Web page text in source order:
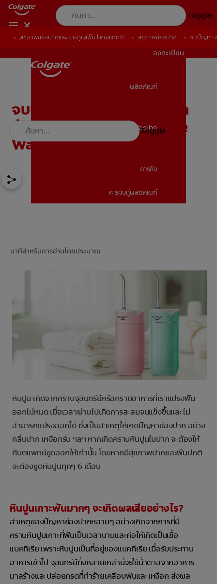
Toggle
ลงทะเบียน
ผลิตภัณฑ์
สุขภาพช่องปาก
ภารกิจ
การจับคู่ผลิตภัณฑ์
Toggle
สุขภาพช่องปากและการดูแลฟัน | คอลเกต® สุขภาพช่องปาก จบปัญหา
จบปัญหา คราบหินปูน เหงือก
ร่น กลิ่นปาก ได้ด้วย Colgate
Water Flosser
นาทีสำหรับการอ่านโดยประมาณ
หินปูน เกิดจากคราบจุลินทรีย์หรือคราบอาหารที่เราแปรงฟัน
ออกไม่หมด เมื่อเวลาผ่านไปเกิดการสะสมจนแข็งขึ้นและไม่
สามารถแปรงออกได้ ซึ่งเป็นสาเหตุให้เกิดปัญหาช่องปาก อย่าง
กลิ่นปาก เหงือกร่น ฯลฯ หากเกิดคราบหินปูนในปาก จะต้องให้
ทันตแพทย์ขูดออกให้เท่านั้น โดยหากมีสุขภาพปากและฟันปกติ
จะต้องขูดหินปูนทุกๆ 6 เดือน
หินปูนเกาะฟันมากๆ จะเกิดผลเสียอย่างไร?
สาเหตุของปัญหาช่องปากหลายๆ อย่างเกิดจากการที่มี
คราบหินปูนเกาะที่ฟันเป็นเวลานานและก่อให้เกิดเป็นเชื้อ
แบคทีเรีย เพราะหินปูนเป็นที่อยู่ของแบคทีเรีย เมื่อรับประทาน
อาหารเข้าไป จุลินทรีย์ทั้งหลายเหล่านี้จะใช้น้ำตาลจากอาหาร
มาสร้างและปล่อยกรดที่ทำร้ายเคลือบฟันและเหงือก ส่งผล